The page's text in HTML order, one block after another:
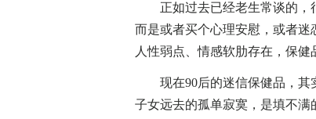
正如过去已经老生常谈的，很
而是或者买个心理安慰，或者迷
人性弱点、情感软肋存在，保健
现在90后的迷信保健品，其
子女远去的孤单寂寞，是填不